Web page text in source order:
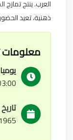
العرب. ينتج
ذهنية، تعيد
يوميا
03:00 م إلى